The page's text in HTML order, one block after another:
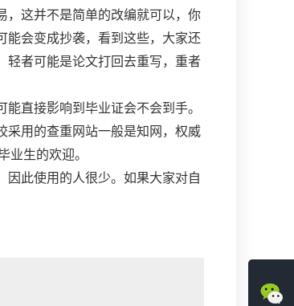
，这并不是简单的改编就可以，你
能会变成抄袭，看到这些，大家还
轻者可能是论文打回去重写，重者
能直接影响到毕业证会不会到手。
采用的查重网站一般是知网，权威
业生的欢迎。
因此使用的人很少。如果大家对自